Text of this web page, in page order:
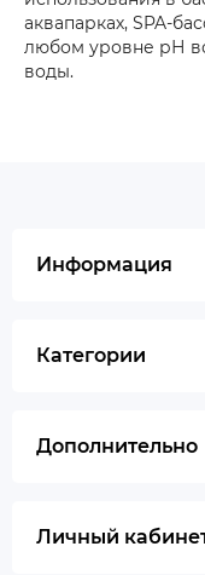
аквапарках, SPA-
любом уровне рН
воды.
Информация
Категории
Дополнительно
Личный